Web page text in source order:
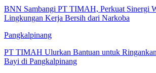
BNN Sambangi PT TIMAH, Perkuat Sinergi
Lingkungan Kerja Bersih dari Narkoba
Pangkalpinang
PT TIMAH Ulurkan Bantuan untuk
Bayi di Pangkalpinang